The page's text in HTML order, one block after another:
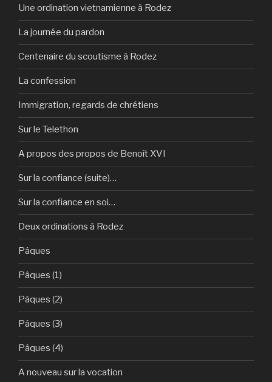
Une ordination vietnamienne à Rodez
La journée du pardon
Centenaire du scoutisme à Rodez
La confession
Immigration, regards de chrétiens
Sur le Telethon
A propos des propos de Benoît XVI
Sur la confiance (suite)…
Sur la confiance en soi…
Deux ordinations à Rodez
Pâques
Pâques (1)
Pâques (2)
Pâques (3)
Pâques (4)
A nouveau sur la vocation